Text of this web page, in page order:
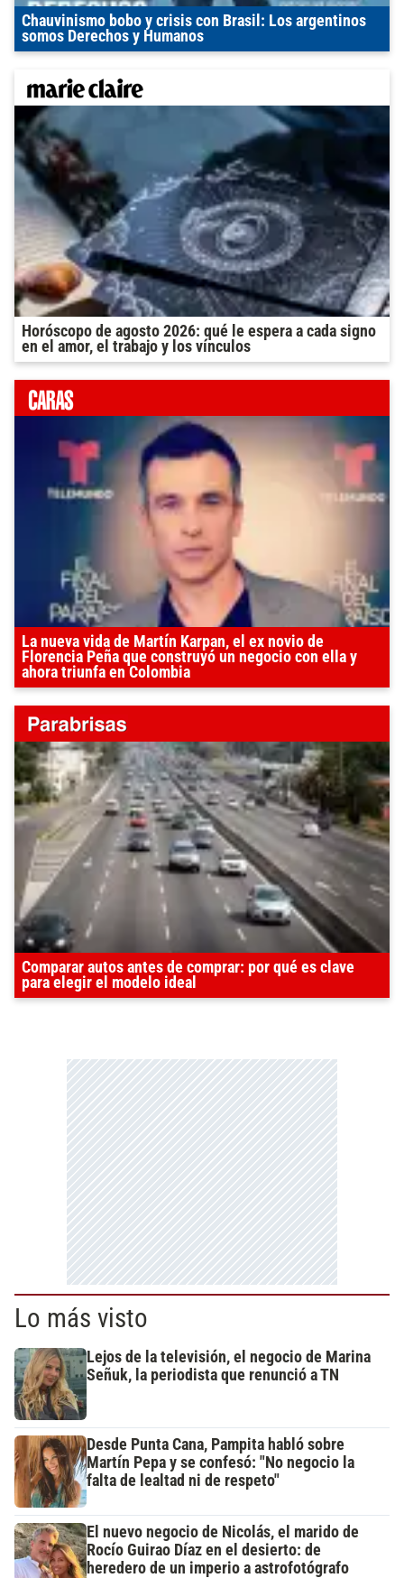
Chauvinismo bobo y crisis con Brasil: Los argentinos
somos Derechos y Humanos
Horóscopo de agosto 2026: qué le espera a cada signo
en el amor, el trabajo y los vínculos
La nueva vida de Martín Karpan, el ex novio de
Florencia Peña que construyó un negocio con ella y
ahora triunfa en Colombia
Comparar autos antes de comprar: por qué es clave
para elegir el modelo ideal
Lo más visto
Lejos de la televisión, el negocio de Marina
Señuk, la periodista que renunció a TN
Desde Punta Cana, Pampita habló sobre
Martín Pepa y se confesó: "No negocio la
falta de lealtad ni de respeto"
El nuevo negocio de Nicolás, el marido de
Rocío Guirao Díaz en el desierto: de
heredero de un imperio a astrofotógrafo